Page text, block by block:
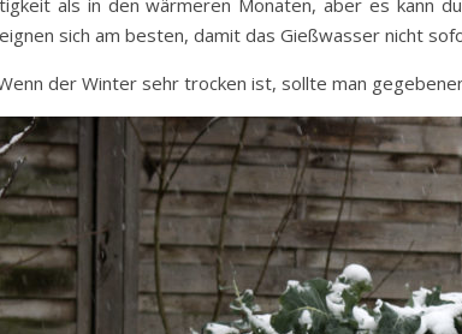
als in den wärmeren Monaten, aber es kann
sich am besten, damit das Gießwasser nicht
der Winter sehr trocken ist, sollte man